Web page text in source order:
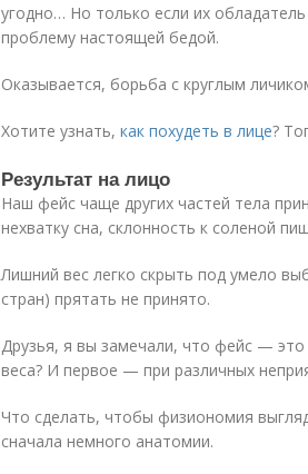
угодно… Но только если их
проблему настоящей бедой.
Оказывается, борьба с круглым
Хотите узнать, как похудеть в лице?
Результат на лицо
Наш фейс чаще других частей тела
нехватку сна, склонность к соленой
Лишний вес легко скрыть под умело
стран) прятать не принято.
Друзья, я вы замечали, что фейс — это
веса? И первое — при различных
Что сделать, чтобы физиономия
сначала немного анатомии.